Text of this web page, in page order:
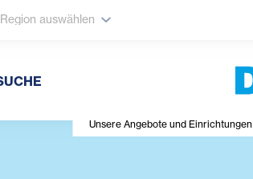
Region auswählen
Unsere Angebote und Einrichtungen